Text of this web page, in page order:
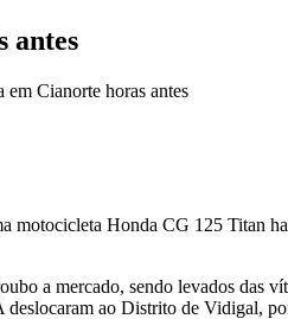
antes
Cianorte horas antes
Honda CG 125 Titan
a mercado, sendo levados das
deslocaram ao Distrito de Vidigal,